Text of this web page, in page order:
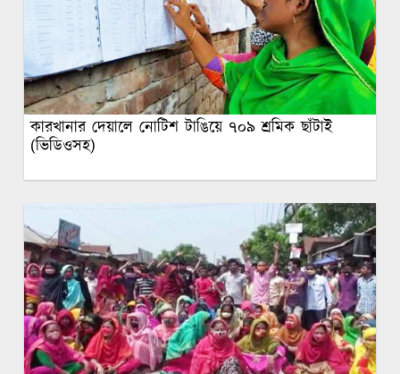
কারখানার দেয়ালে নোটিশ টাঙিয়ে ৭০৯ শ্রমিক ছাঁটাই
(ভিডিওসহ)